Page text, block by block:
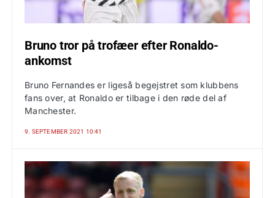
Bruno tror på trofæer efter Ronaldo-
ankomst
Bruno Fernandes er ligeså begejstret som klubbens
fans over, at Ronaldo er tilbage i den røde del af
Manchester.
9. SEPTEMBER 2021 10:41